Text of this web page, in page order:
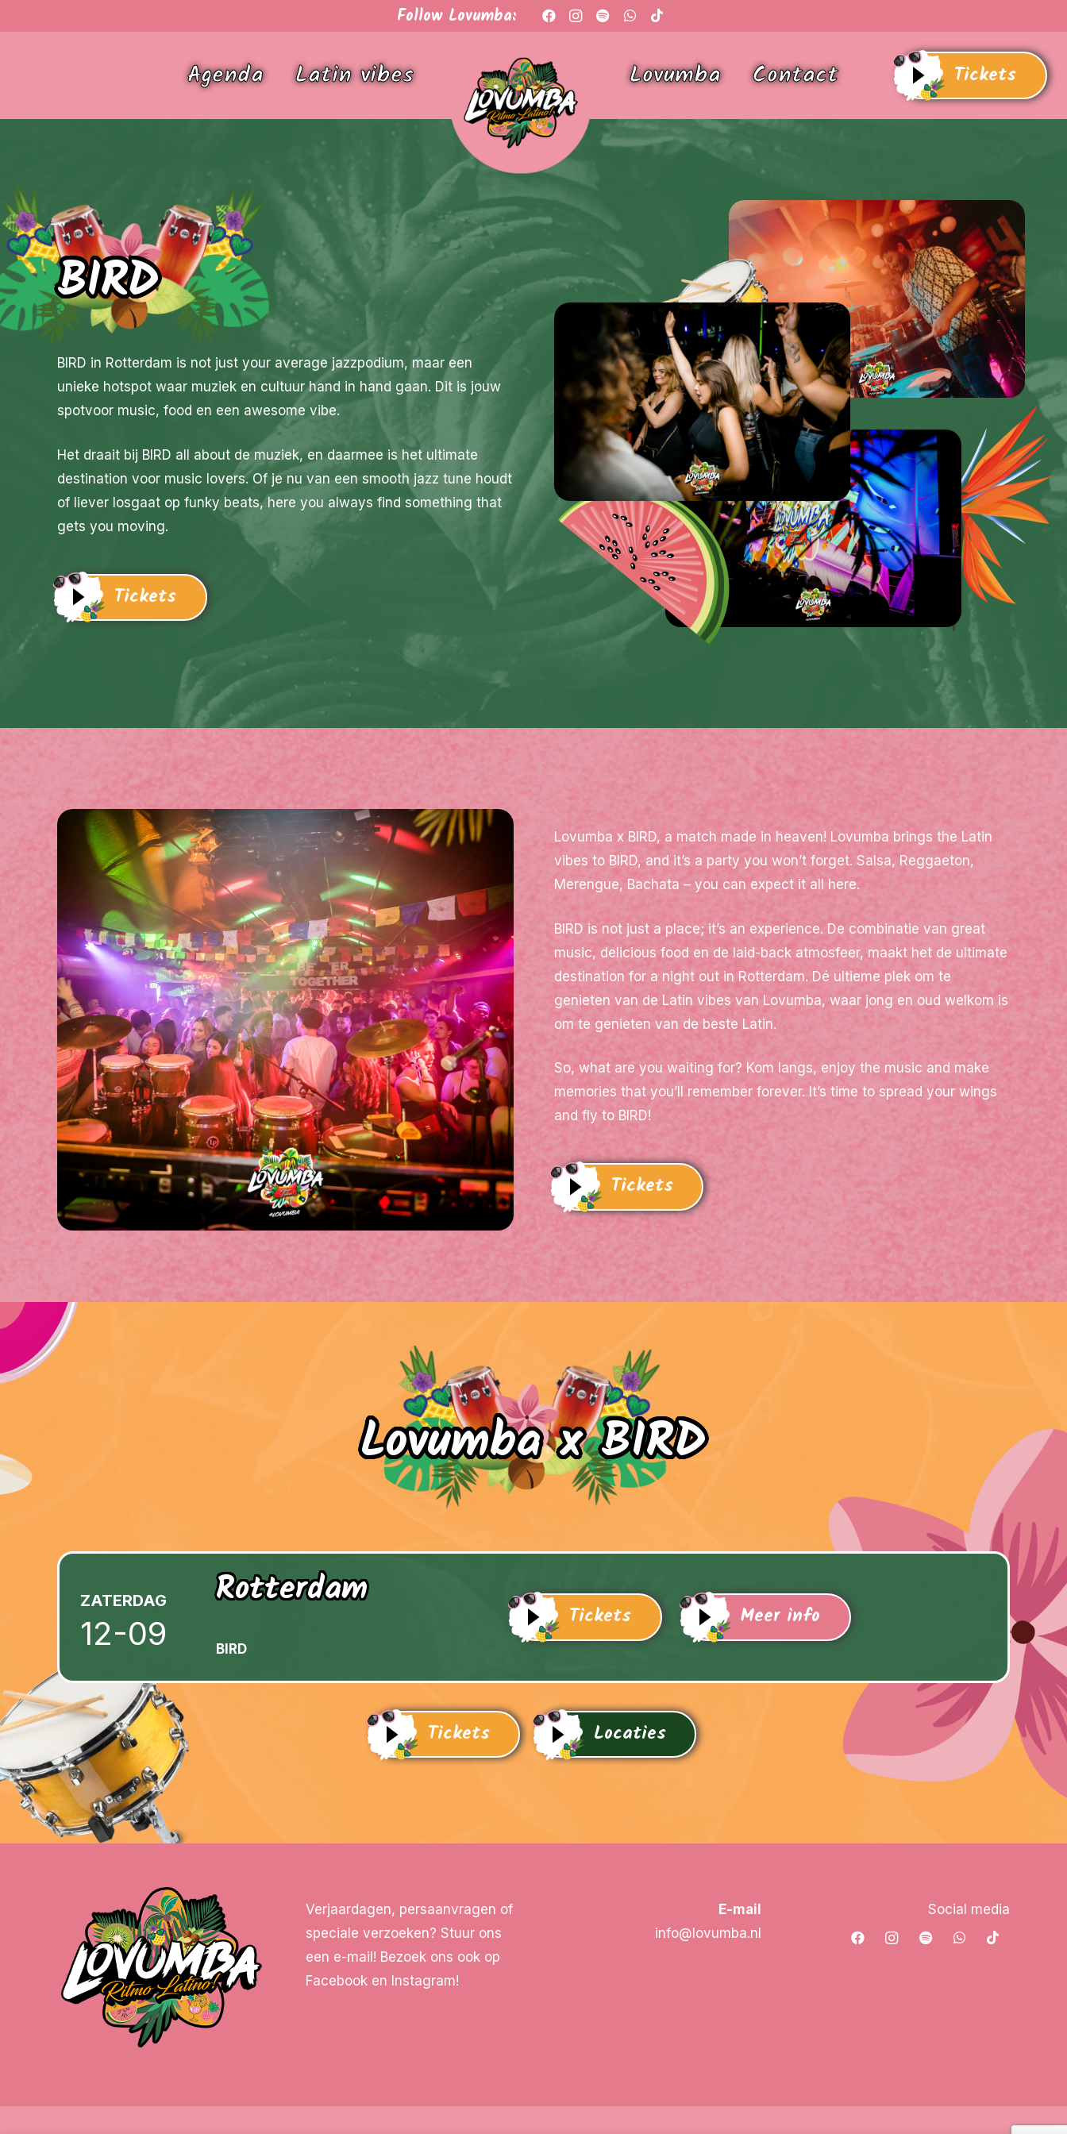
Follow Lovumba:
Agenda Latin vibes Lovumba Contact Tickets
BIRD
BIRD in Rotterdam is not just your average jazzpodium, maar een
unieke hotspot waar muziek en cultuur hand in hand gaan. Dit is jouw
spotvoor music, food en een awesome vibe.
Het draait bij BIRD all about de muziek, en daarmee is het ultimate
destination voor music lovers. Of je nu van een smooth jazz tune houdt
of liever losgaat op funky beats, here you always find something that
gets you moving.
Tickets
Lovumba x BIRD, a match made in heaven! Lovumba brings the Latin
vibes to BIRD, and it’s a party you won’t forget. Salsa, Reggaeton,
Merengue, Bachata – you can expect it all here.
BIRD is not just a place; it’s an experience. De combinatie van great
music, delicious food en de laid-back atmosfeer, maakt het de ultimate
destination for a night out in Rotterdam. Dé ultieme plek om te
genieten van de Latin vibes van Lovumba, waar jong en oud welkom is
om te genieten van de beste Latin.
So, what are you waiting for? Kom langs, enjoy the music and make
memories that you’ll remember forever. It’s time to spread your wings
and fly to BIRD!
Tickets
Lovumba x BIRD
ZATERDAG
12-09
Rotterdam
BIRD
Tickets Meer info
Tickets Locaties
Verjaardagen, persaanvragen of
speciale verzoeken? Stuur ons
een e-mail! Bezoek ons ook op
Facebook en Instagram!
E-mail
info@lovumba.nl
Social media